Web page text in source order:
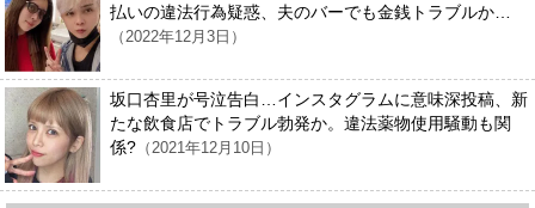
払いの違法行為疑惑、夫のバーでも金銭トラブルか…
（2022年12月3日）
坂口杏里が号泣告白…インスタグラムに意味深投稿、新
たな飲食店でトラブル勃発か。違法薬物使用騒動も関
係? （2021年12月10日）